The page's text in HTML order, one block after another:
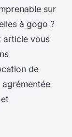
sur
à gogo ?
article vous
de